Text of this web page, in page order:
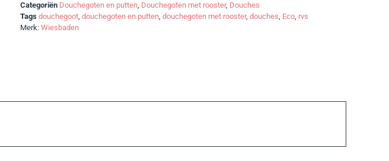
Categoriën Douchegoten en putten, Douchegoten met rooster, Douches
Tags douchegoot, douchegoten en putten, douchegoten met rooster, douches, Eco, rvs
Merk: Wiesbaden